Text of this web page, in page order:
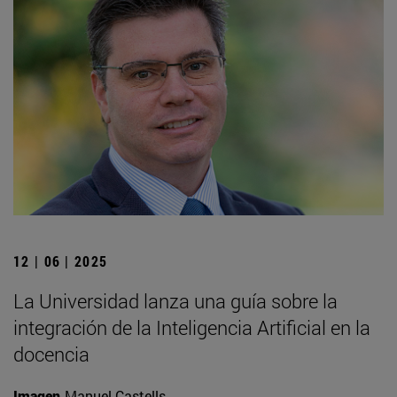
12 | 06 | 2025
La Universidad lanza una guía sobre la
integración de la Inteligencia Artificial en la
docencia